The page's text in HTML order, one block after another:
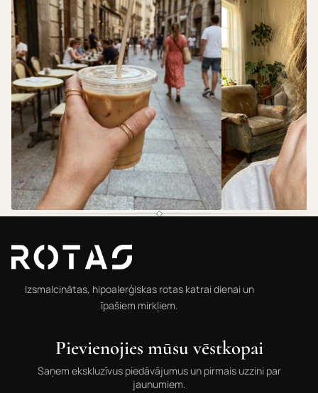
Izsmalcinātas, hipoalerģiskas rotas katrai dienai un
īpašiem mirkļiem.
Pievienojies mūsu vēstkopai
Saņem ekskluzīvus piedāvājumus un pirmais uzzini par
jaunumiem.